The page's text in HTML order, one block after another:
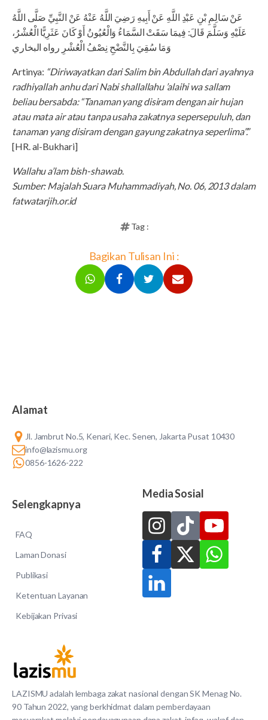
عَنْ سَالِمِ بْنِ عَبْدِ اللَّهِ عَنْ أَبِيهِ رَضِيَ اللَّهُ عَنْهُ عَنْ النَّبِيِّ صَلَّى اللَّهُ
عَلَيْهِ وَسَلَّمَ قَالَ: فِيمَا سَقَتْ السَّمَاءُ وَالْعُيُونُ أَوْ كَانَ عَثَرِيًّا الْعُشْرُ،
وَمَا سُقِيَ بِالنَّضْحِ نِصْفُ الْعُشْرِ رواه البخاري
Artinya: “Diriwayatkan dari Salim bin Abdullah dari ayahnya
radhiyallah anhu dari Nabi shallallahu ’alaihi wa sallam
beliau bersabda: “Tanaman yang disiram dengan air hujan
atau mata air atau tanpa usaha zakatnya sepersepuluh, dan
tanaman yang disiram dengan gayung zakatnya seperlima”.”
[HR. al-Bukhari]
Wallahu a’lam bish-shawab.
Sumber: Majalah Suara Muhammadiyah, No. 06, 2013 dalam
fatwatarjih.or.id
Tag :
Bagikan Tulisan Ini :
LAZISMU adalah lembaga zakat nasional dengan SK Menag No.
90 Tahun 2022, yang berkhidmat dalam pemberdayaan
Alamat
Jl. Jambrut No.5, Kenari, Kec. Senen, Jakarta Pusat 10430
info@lazismu.org
0856-1626-222
Selengkapnya
FAQ
Laman Donasi
Publikasi
Ketentuan Layanan
Kebijakan Privasi
Media Sosial